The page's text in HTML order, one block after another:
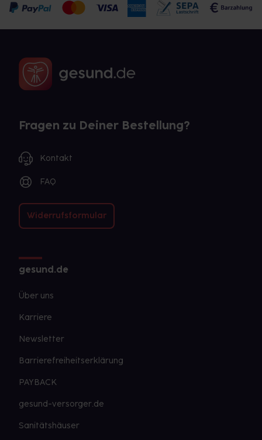
Fragen zu Deiner Bestellung?
Kontakt
FAQ
Widerrufsformular
gesund.de
Über uns
Karriere
Newsletter
Barrierefreiheitserklärung
PAYBACK
gesund-versorger.de
Sanitätshäuser